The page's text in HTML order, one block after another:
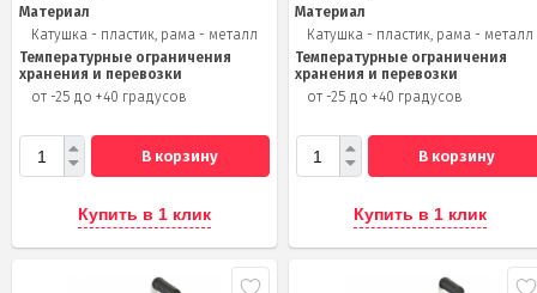
Материал
Катушка - пластик, рама - металл
Температурные ограничения
хранения и перевозки
от -25 до +40 градусов
В корзину
Купить в 1 клик
Материал
Катушка - пластик, рама - металл
Температурные ограничения
хранения и перевозки
от -25 до +40 градусов
В корзину
Купить в 1 клик